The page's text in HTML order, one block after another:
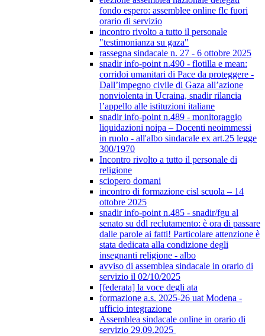
fondo espero: assemblee online flc fuori
orario di servizio
incontro rivolto a tutto il personale
"testimonianza su gaza"
rassegna sindacale n. 27 - 6 ottobre 2025
snadir info-point n.490 - flotilla e mean:
corridoi umanitari di Pace da proteggere -
Dall’impegno civile di Gaza all’azione
nonviolenta in Ucraina, snadir rilancia
l’appello alle istituzioni italiane
snadir info-point n.489 - monitoraggio
liquidazioni noipa – Docenti neoimmessi
in ruolo - all'albo sindacale ex art.25 legge
300/1970
Incontro rivolto a tutto il personale di
religione
sciopero domani
incontro di formazione cisl scuola – 14
ottobre 2025
snadir info-point n.485 - snadir/fgu al
senato su ddl reclutamento: è ora di passare
dalle parole ai fatti! Particolare attenzione è
stata dedicata alla condizione degli
insegnanti religione - albo
avviso di assemblea sindacale in orario di
servizio il 02/10/2025
[federata] la voce degli ata
formazione a.s. 2025-26 uat Modena -
ufficio integrazione
Assemblea sindacale online in orario di
servizio 29.09.2025